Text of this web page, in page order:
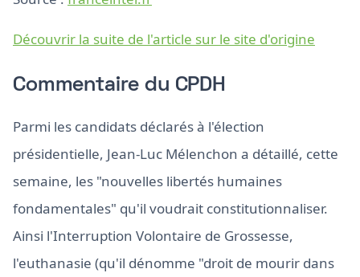
Découvrir la suite de l'article sur le site d'origine
Commentaire du CPDH
Parmi les candidats déclarés à l'élection
présidentielle, Jean-Luc Mélenchon a détaillé, cette
semaine, les "nouvelles libertés humaines
fondamentales" qu'il voudrait constitutionnaliser.
Ainsi l'Interruption Volontaire de Grossesse,
l'euthanasie (qu'il dénomme "droit de mourir dans